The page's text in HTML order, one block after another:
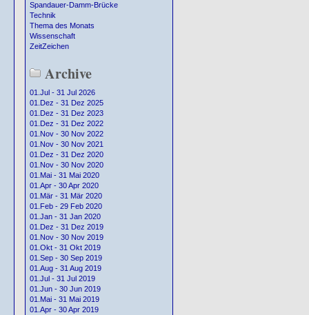
Spandauer-Damm-Brücke
Technik
Thema des Monats
Wissenschaft
ZeitZeichen
Archive
01.Jul - 31 Jul 2026
01.Dez - 31 Dez 2025
01.Dez - 31 Dez 2023
01.Dez - 31 Dez 2022
01.Nov - 30 Nov 2022
01.Nov - 30 Nov 2021
01.Dez - 31 Dez 2020
01.Nov - 30 Nov 2020
01.Mai - 31 Mai 2020
01.Apr - 30 Apr 2020
01.Mär - 31 Mär 2020
01.Feb - 29 Feb 2020
01.Jan - 31 Jan 2020
01.Dez - 31 Dez 2019
01.Nov - 30 Nov 2019
01.Okt - 31 Okt 2019
01.Sep - 30 Sep 2019
01.Aug - 31 Aug 2019
01.Jul - 31 Jul 2019
01.Jun - 30 Jun 2019
01.Mai - 31 Mai 2019
01.Apr - 30 Apr 2019